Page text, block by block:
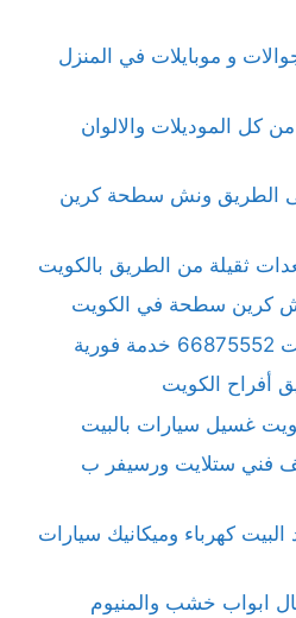
و موبايلات في المنزل
كل الموديلات والالوان
الطريق ونش سطحة كرين
ثقيلة من الطريق بالكويت
كرين سطحة في الكويت
أفراح الكويت
غسيل سيارات بالبيت
فني ستلايت ورسيفر ب
كهرباء وميكانيك سيارات
ابواب خشب والمنيوم